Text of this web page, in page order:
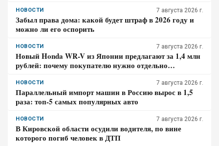
НОВОСТИ 7 августа 2026 г.
Забыл права дома: какой будет штраф в 2026 году и
можно ли его оспорить
НОВОСТИ 7 августа 2026 г.
Новый Honda WR-V из Японии предлагают за 1,4 млн
рублей: почему покупателю нужно отдельно
НОВОСТИ 7 августа 2026 г.
Параллельный импорт машин в Россию вырос в 1,5
раза: топ-5 самых популярных авто
НОВОСТИ 7 августа 2026 г.
В Кировской области осудили водителя, по вине
которого погиб человек в ДТП